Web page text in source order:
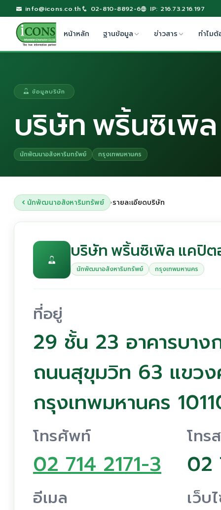
info@icons.co.th 02-810-8892-6 IP: 216.73.216.197
หน้าหลัก ฐานข้อมูล ข่าวสาร ทำไมต้
ข้อมูลบริษัท
บริษัท พริ้นซิเพิ
นักพัฒนาอสังหาริมทรัพย์ กรุงเทพมหานคร
นักพัฒนาอสังหาริมทรัพย์ ›รายละเอียดบริษัท
บริษัท พริ้นซิเพิล แคปิต
นักพัฒนาอสังหาริมทรัพย์ กรุงเทพมหานคร
ที่อยู่
29 ชั้น 23 อาคารบาง
ถนนสุขุมวิท 63 แขว
กรุงเทพมหานคร
โทรศัพท์
02 714 2171-3
โทร
02
อีเมล เว็บ